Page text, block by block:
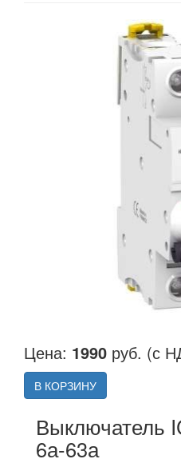
Цена: 1990 руб. (с
В КОРЗИНУ
Выключатель
6а-63а